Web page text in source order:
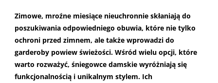
Zimowe, mroźne miesiące nieuchronnie skłaniają do
poszukiwania odpowiedniego obuwia, które nie tylko
ochroni przed zimnem, ale także wprowadzi do
garderoby powiew świeżości. Wśród wielu opcji, które
warto rozważyć, śniegowce damskie wyróżniają się
funkcjonalnością i unikalnym stylem. Ich